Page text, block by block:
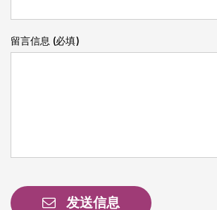
留言信息 (必填)
发送信息